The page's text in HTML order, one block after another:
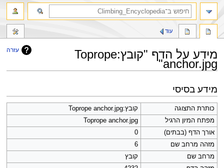
עזרה מידע על הדף "קובץ:Toprope
anchor.jpg"
לניווט
לחיפוש
מידע בסיסי
כותרת התצוגה
קובץ:Toprope anchor.jpg
מפתח המיון הרגיל
Toprope anchor.jpg
אורך הדף (בבתים)
0
מזהה מרחב שם
6
מרחב שם
קובץ
עוד
חיפוש